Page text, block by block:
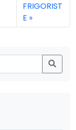
FRIGORIST
E